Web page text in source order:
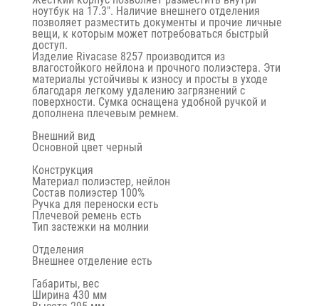
ноутбук на 17.3″. Наличие внешнего отделения
позволяет разместить документы и прочие личные
вещи, к которым может потребоваться быстрый
доступ.
Изделие Rivacase 8257 производится из
влагостойкого нейлона и прочного полиэстера. Эти
материалы устойчивы к износу и просты в уходе
благодаря легкому удалению загрязнений с
поверхности. Сумка оснащена удобной ручкой и
дополнена плечевым ремнем.
Внешний вид
Основной цвет черный
Конструкция
Материал полиэстер, нейлон
Состав полиэстер 100%
Ручка для переноски есть
Плечевой ремень есть
Тип застежки на молнии
Отделения
Внешнее отделение есть
Габариты, вес
Ширина 430 мм